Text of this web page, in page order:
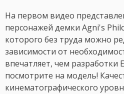
На первом видео
персонажей демки Agni's
которого без труда можно
зависимости от
впечатляет, чем разработки
посмотрите на модель!
кинематографического